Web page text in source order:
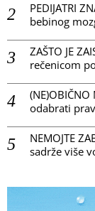
PEDIJATRI
bebinog
ZAŠTO JE
rečenicom
(NE)OBIČNO
odabrati
NEMOJTE
sadrže više